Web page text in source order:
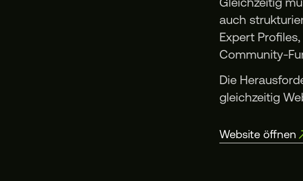
auch
Expert
Community-
Die
gleichzeitig
Website öffnen